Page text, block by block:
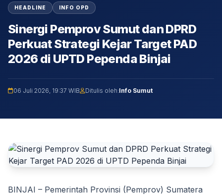
HEADLINE INFO OPD
Sinergi Pemprov Sumut dan DPRD
Perkuat Strategi Kejar Target PAD
2026 di UPTD Pependa Binjai
06 Juli 2026, 19:37 WIB Ditulis oleh:Info Sumut
BINJAI – Pemerintah Provinsi (Pemprov) Sumatera